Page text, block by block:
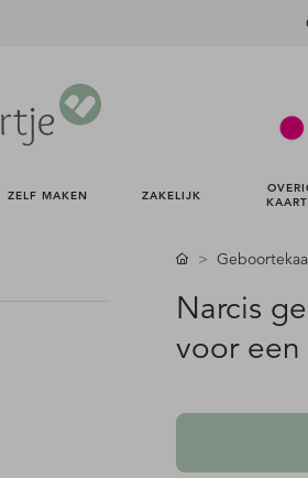
ZELF MAKEN ZAKELIJK
Narcis
voor